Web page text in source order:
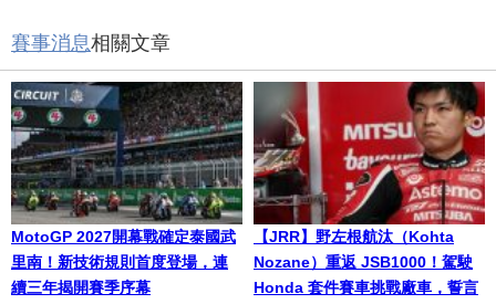
賽事消息相關文章
MotoGP 2027開幕戰確定泰國武
里南！新技術規則首度登場，連
續三年揭開賽季序幕
【JRR】野左根航汰（Kohta
Nozane）重返 JSB1000！駕駛
Honda 套件賽車挑戰廠車，誓言